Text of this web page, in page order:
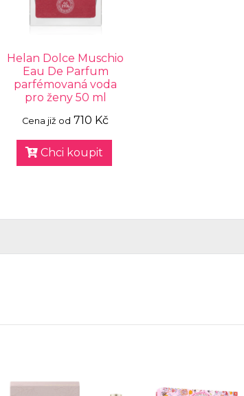
Helan Dolce Muschio
Eau De Parfum
parfémovaná voda
pro ženy 50 ml
Cena již od 710 Kč
Chci koupit